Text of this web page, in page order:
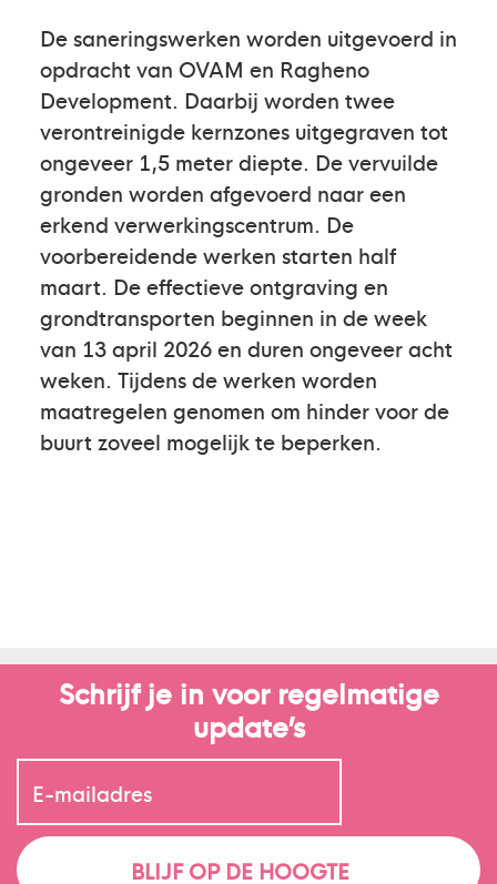
De saneringswerken worden uitgevoerd in
opdracht van OVAM en Ragheno
Development. Daarbij worden twee
verontreinigde kernzones uitgegraven tot
ongeveer 1,5 meter diepte. De vervuilde
gronden worden afgevoerd naar een
erkend verwerkingscentrum. De
voorbereidende werken starten half
maart. De effectieve ontgraving en
grondtransporten beginnen in de week
van 13 april 2026 en duren ongeveer acht
weken. Tijdens de werken worden
maatregelen genomen om hinder voor de
buurt zoveel mogelijk te beperken.
Schrijf je in voor regelmatige
update’s